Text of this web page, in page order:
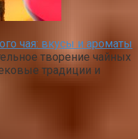
чая: вкусы и ароматы
творение чайных
традиции и